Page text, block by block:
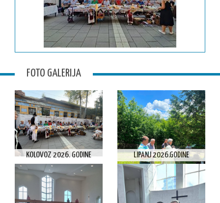
FOTO GALERIJA
KOLOVOZ 2026. GODINE LIPANJ 2026.GODINE